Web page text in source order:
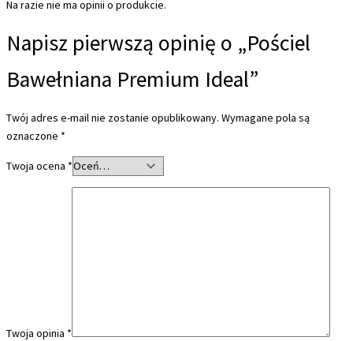
Na razie nie ma opinii o produkcie.
Napisz pierwszą opinię o „Pościel
Bawełniana Premium Ideal”
Twój adres e-mail nie zostanie opublikowany. Wymagane pola są
oznaczone *
Twoja ocena *
Twoja opinia *